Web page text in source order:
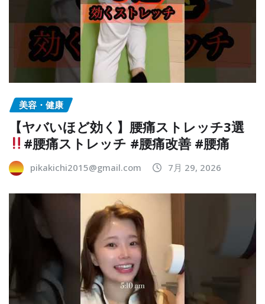
美容・健康
【ヤバいほど効く】腰痛ストレッチ3選
#腰痛ストレッチ #腰痛改善 #腰痛
pikakichi2015@gmail.com 7月 29, 2026